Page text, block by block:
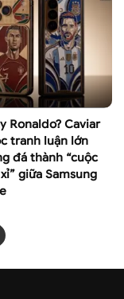
Ronaldo? Caviar
tranh luận lớn
đá thành “cuộc
giữa Samsung